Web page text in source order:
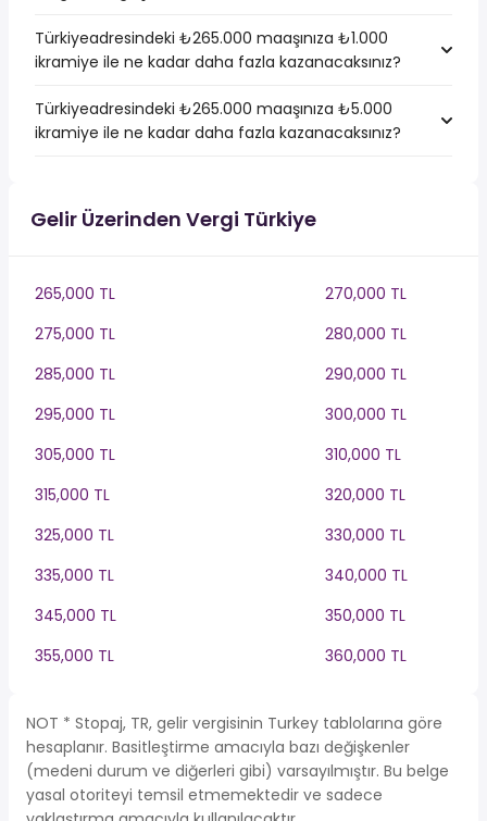
Türkiyeadresindeki ₺265.000 maaşınıza ₺1.000
ikramiye ile ne kadar daha fazla kazanacaksınız?
Türkiyeadresindeki ₺265.000 maaşınıza ₺5.000
ikramiye ile ne kadar daha fazla kazanacaksınız?
Gelir Üzerinden Vergi Türkiye
265,000 TL
270,000 TL
275,000 TL
280,000 TL
285,000 TL
290,000 TL
295,000 TL
300,000 TL
305,000 TL
310,000 TL
315,000 TL
320,000 TL
325,000 TL
330,000 TL
335,000 TL
340,000 TL
345,000 TL
350,000 TL
355,000 TL
360,000 TL
NOT * Stopaj, TR, gelir vergisinin Turkey tablolarına göre
hesaplanır. Basitleştirme amacıyla bazı değişkenler
(medeni durum ve diğerleri gibi) varsayılmıştır. Bu belge
yasal otoriteyi temsil etmemektedir ve sadece